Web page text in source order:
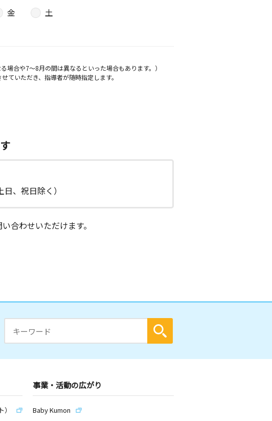
金
土
合や7～8月の間は異なるといった場合もあります。）
いただき、指導者が随時指定します。
、祝日除く）
合わせいただけます。
事業・活動の広がり
Baby Kumon